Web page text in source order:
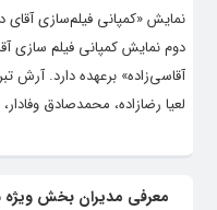
نمایش «کمپانی فیلم‌سازی آقای
دوم نمایش کمپانی فیلم سازی
آقاسی‌زاده» برعهده دارد. آرش
لعیا رضازاده، محمدصادق
معرفی مدیران بخش ویژه